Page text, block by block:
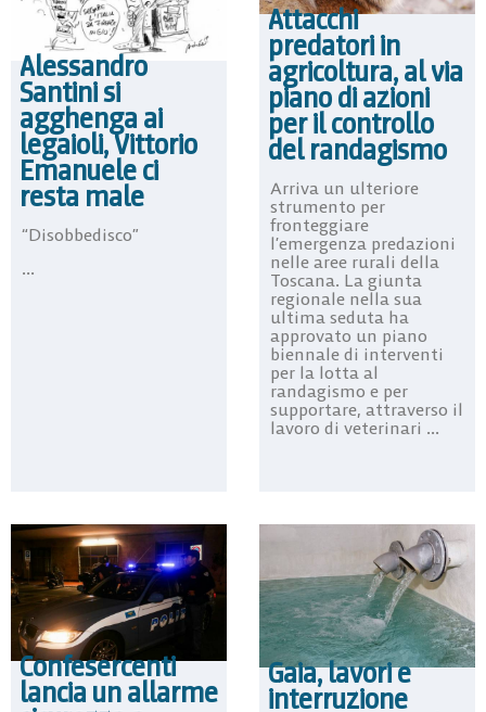
Alessandro
Santini si
agghenga ai
legaioli, Vittorio
Emanuele ci
resta male
“Disobbedisco”
...
Attacchi
predatori in
agricoltura, al via
piano di azioni
per il controllo
del randagismo
Arriva un ulteriore
strumento per
fronteggiare
l’emergenza predazioni
nelle aree rurali della
Toscana. La giunta
regionale nella sua
ultima seduta ha
approvato un piano
biennale di interventi
per la lotta al
randagismo e per
supportare, attraverso il
lavoro di veterinari ...
Confesercenti
lancia un allarme
Gaia, lavori e
interruzione